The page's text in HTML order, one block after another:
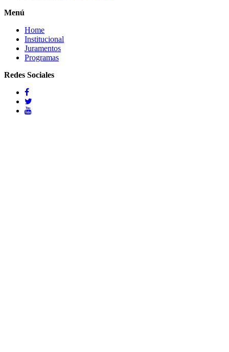
Menú
Home
Institucional
Juramentos
Programas
Redes Sociales